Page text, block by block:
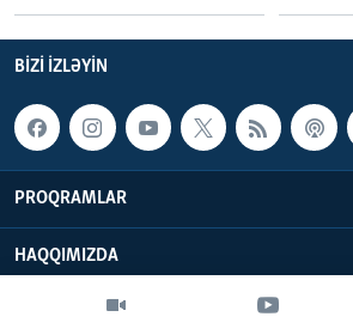
BIZI IZLƏYIN
PROQRAMLAR
HAQQIMIZDA